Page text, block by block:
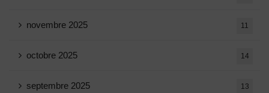
novembre 2025 11
octobre 2025 14
septembre 2025 13